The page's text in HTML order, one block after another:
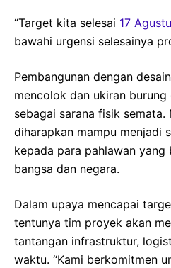
“Target kita selesai 17
bawahi urgensi selesainya
Pembangunan dengan
mencolok dan ukiran
sebagai sarana fisik semata.
diharapkan mampu menjadi
kepada para pahlawan yang
bangsa dan negara.
Dalam upaya mencapai
tentunya tim proyek akan
tantangan infrastruktur,
waktu. “Kami berkomitmen